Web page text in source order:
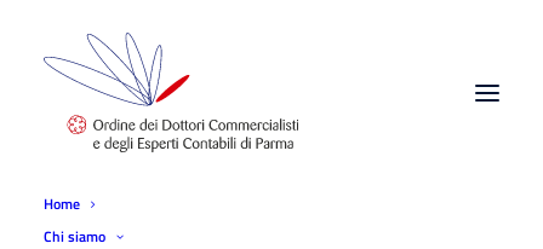
Home
Chi siamo